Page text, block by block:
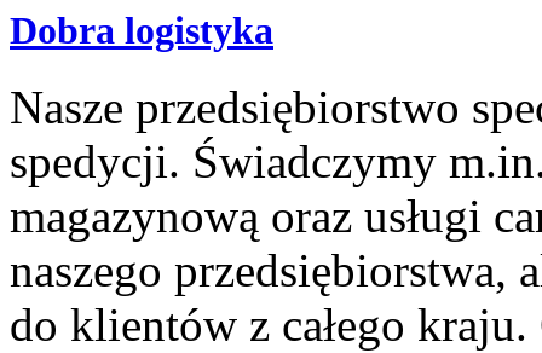
Dobra logistyka
Nasze przedsiębiorstwo
spedycji. Świadczymy
magazynową oraz usługi
naszego przedsiębiorstwa,
do klientów z całego